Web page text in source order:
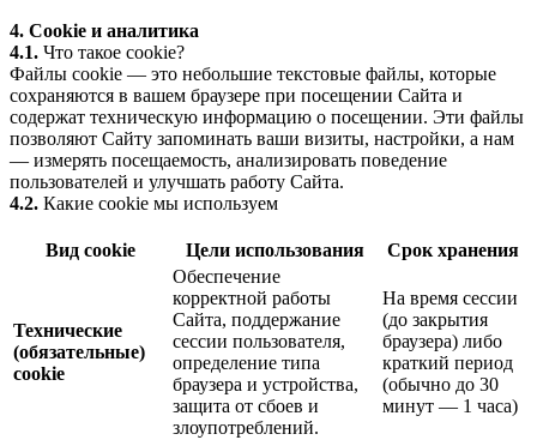
4. Cookie и аналитика
4.1. Что такое cookie?
Файлы cookie — это небольшие текстовые файлы, которые
сохраняются в вашем браузере при посещении Сайта и
содержат техническую информацию о посещении. Эти файлы
позволяют Сайту запоминать ваши визиты, настройки, а нам
— измерять посещаемость, анализировать поведение
пользователей и улучшать работу Сайта.
4.2. Какие cookie мы используем
Вид cookie Цели использования Срок хранения
Технические
(обязательные)
cookie
Обеспечение
корректной работы
Сайта, поддержание
сессии пользователя,
определение типа
браузера и устройства,
защита от сбоев и
злоупотреблений.
На время сессии
(до закрытия
браузера) либо
краткий период
(обычно до 30
минут — 1 часа)